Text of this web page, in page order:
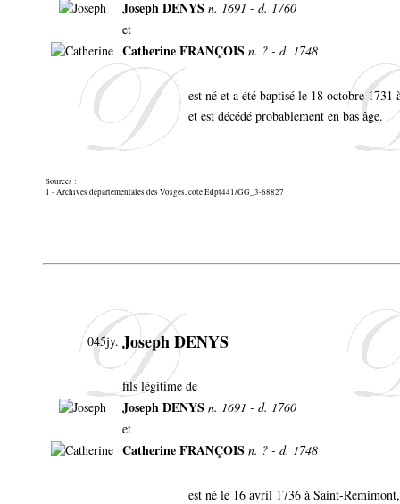
Joseph DENYS n. 1691 - d. 1760
et
Catherine FRANÇOIS n. ? - d. 1748
est né et a été baptisé le 18 octobre
et est décédé probablement en bas âge.
Sources :
1 - Archives départementales des Vosges, cote Edpt441/GG_3-68827
045jy. Joseph DENYS
fils légitime de
Joseph DENYS n. 1691 - d. 1760
et
Catherine FRANÇOIS n. ? - d. 1748
est né le 16 avril 1736 à Saint-